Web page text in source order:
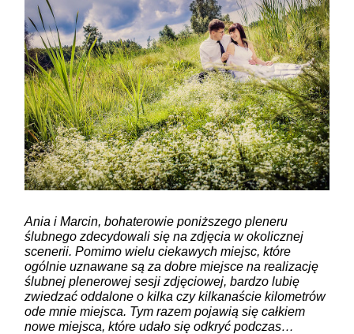
ZAMIEŚĆ KOMENTARZ
Ania i Marcin, bohaterowie poniższego pleneru
ślubnego zdecydowali się na zdjęcia w okolicznej
scenerii. Pomimo wielu ciekawych miejsc, które
ogólnie uznawane są za dobre miejsce na realizację
ślubnej plenerowej sesji zdjęciowej, bardzo lubię
zwiedzać oddalone o kilka czy kilkanaście kilometrów
ode mnie miejsca. Tym razem pojawią się całkiem
nowe miejsca, które udało się odkryć podczas…